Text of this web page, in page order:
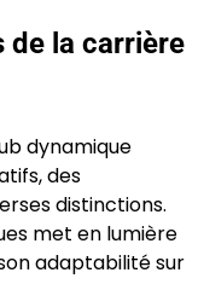
de la carrière
dynamique
des
distinctions.
met en lumière
adaptabilité sur